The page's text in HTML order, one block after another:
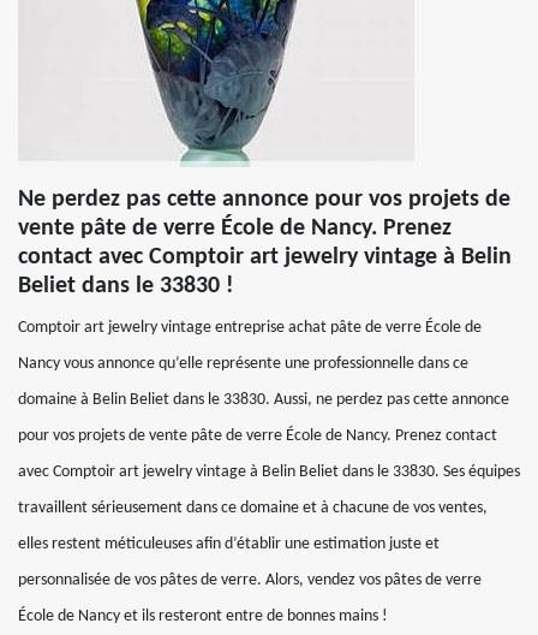
Ne perdez pas cette annonce pour vos projets de
vente pâte de verre École de Nancy. Prenez
contact avec Comptoir art jewelry vintage à Belin
Beliet dans le 33830 !
Comptoir art jewelry vintage entreprise achat pâte de verre École de
Nancy vous annonce qu’elle représente une professionnelle dans ce
domaine à Belin Beliet dans le 33830. Aussi, ne perdez pas cette annonce
pour vos projets de vente pâte de verre École de Nancy. Prenez contact
avec Comptoir art jewelry vintage à Belin Beliet dans le 33830. Ses équipes
travaillent sérieusement dans ce domaine et à chacune de vos ventes,
elles restent méticuleuses afin d’établir une estimation juste et
personnalisée de vos pâtes de verre. Alors, vendez vos pâtes de verre
École de Nancy et ils resteront entre de bonnes mains !